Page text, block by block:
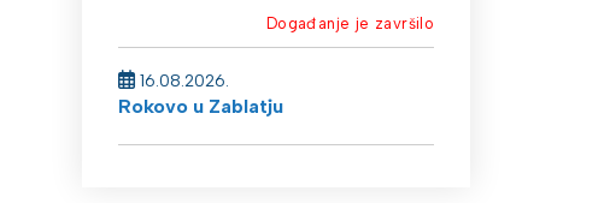
Događanje je završilo
16.08.2026.
Rokovo u Zablatju